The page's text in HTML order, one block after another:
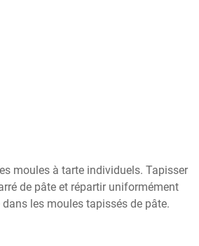
moules à tarte individuels. Tapisser
de pâte et répartir uniformément
les moules tapissés de pâte.